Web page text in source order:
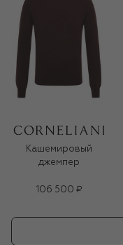
Кашемировый
джемпер
106 500 ₽